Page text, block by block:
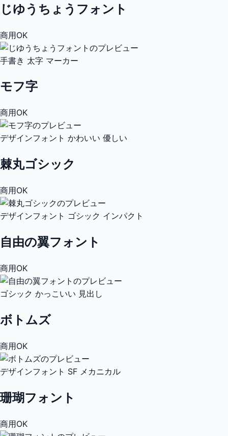
じゆうちょうフォント
商用OK
手書き 太字 マーカー
モフ字
商用OK
デザインフォント かわいい 優しい
棘丸ゴシック
商用OK
デザインフォント ゴシック インパクト
自由の翼フォント
商用OK
ゴシック かっこいい 見出し
ボトムズ
商用OK
デザインフォント SF メカニカル
珊瑚フォント
商用OK